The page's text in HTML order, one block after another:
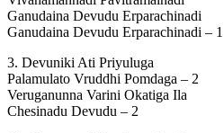
Ganudaina Devudu Erparachinadi
Ganudaina Devudu Erparachinadi – 1
3. Devuniki Ati Priyuluga
Palamulato Vruddhi Pomdaga – 2
Veruganunna Varini Okatiga Ila
Chesinadu Devudu – 2